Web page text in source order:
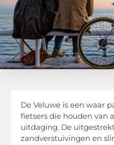
De Veluwe is een waar
fietsers die houden van
uitdaging. De
zandverstuivingen en